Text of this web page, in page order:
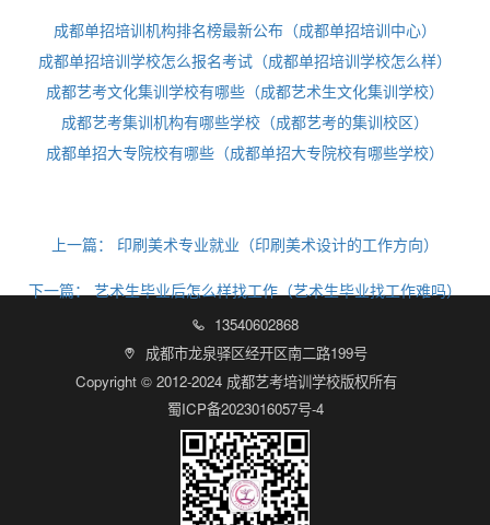
成都单招培训机构排名榜最新公布（成都单招培训中心）
成都单招培训学校怎么报名考试（成都单招培训学校怎么样）
成都艺考文化集训学校有哪些（成都艺术生文化集训学校）
成都艺考集训机构有哪些学校（成都艺考的集训校区）
成都单招大专院校有哪些（成都单招大专院校有哪些学校）
上一篇： 印刷美术专业就业（印刷美术设计的工作方向）
下一篇： 艺术生毕业后怎么样找工作（艺术生毕业找工作难吗）
 13540602868

成都市龙泉驿区经开区南二路199号
Copyright © 2012-2024 成都艺考培训学校版权所有
蜀ICP备2023016057号-4